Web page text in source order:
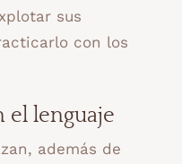
sus
con los
el lenguaje
además de